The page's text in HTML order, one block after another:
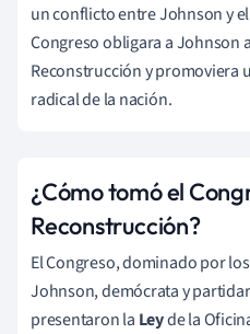
un conflicto entre Johnson y
Congreso obligara a Johnson
Reconstrucción y promoviera
radical de la nación.
¿Cómo tomó el
Reconstrucción?
El Congreso, dominado por
Johnson, demócrata y
presentaron la Leyde la